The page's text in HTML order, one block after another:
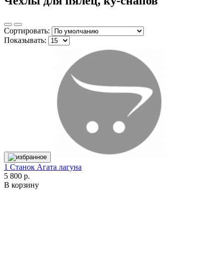
Сортировать:
Показывать:
1 Станок Агата лагуна
5 800 р.
В корзину